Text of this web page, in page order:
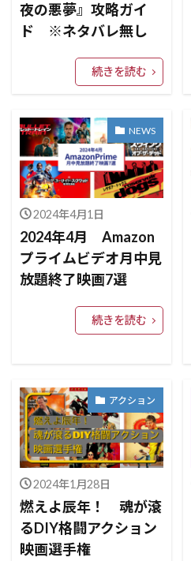
夜の悪夢』攻略ガイ
ド ※ネタバレ無し
続きを読む
NEWS
2024年4月1日
2024年4月 Amazon
プライムビデオ月中見
放題終了映画7選
続きを読む
アクション
2024年1月28日
燃えよ辰年！ 魂が滾
るDIY格闘アクション
映画選手権